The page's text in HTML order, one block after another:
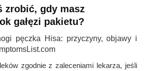
zrobić, gdy masz
gałęzi pakietu?
zgodnie z zaleceniami lekarza, jeśli